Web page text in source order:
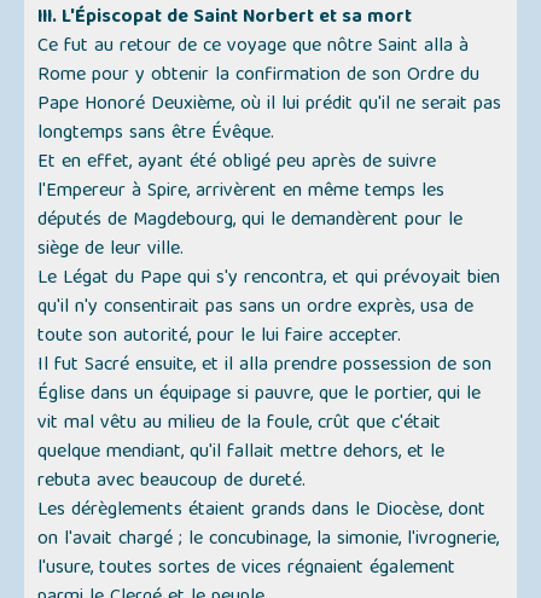
III. L'Épiscopat de Saint Norbert et sa mort
Ce fut au retour de ce voyage que nôtre Saint alla à
Rome pour y obtenir la confirmation de son Ordre du
Pape Honoré Deuxième, où il lui prédit qu'il ne serait pas
longtemps sans être Évêque.
Et en effet, ayant été obligé peu après de suivre
l'Empereur à Spire, arrivèrent en même temps les
députés de Magdebourg, qui le demandèrent pour le
siège de leur ville.
Le Légat du Pape qui s'y rencontra, et qui prévoyait bien
qu'il n'y consentirait pas sans un ordre exprès, usa de
toute son autorité, pour le lui faire accepter.
Il fut Sacré ensuite, et il alla prendre possession de son
Église dans un équipage si pauvre, que le portier, qui le
vit mal vêtu au milieu de la foule, crût que c'était
quelque mendiant, qu'il fallait mettre dehors, et le
rebuta avec beaucoup de dureté.
Les dérèglements étaient grands dans le Diocèse, dont
on l'avait chargé ; le concubinage, la simonie, l'ivrognerie,
l'usure, toutes sortes de vices régnaient également